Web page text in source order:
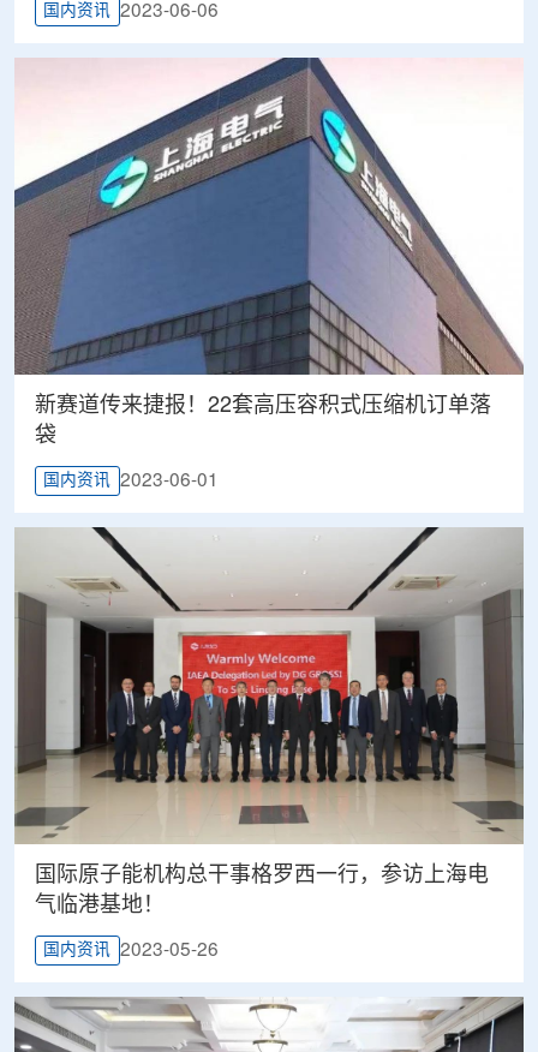
国内资讯 2023-06-06
新赛道传来捷报！22套高压容积式压缩机订单落
袋
国内资讯 2023-06-01
国际原子能机构总干事格罗西一行，参访上海电
气临港基地！
国内资讯 2023-05-26